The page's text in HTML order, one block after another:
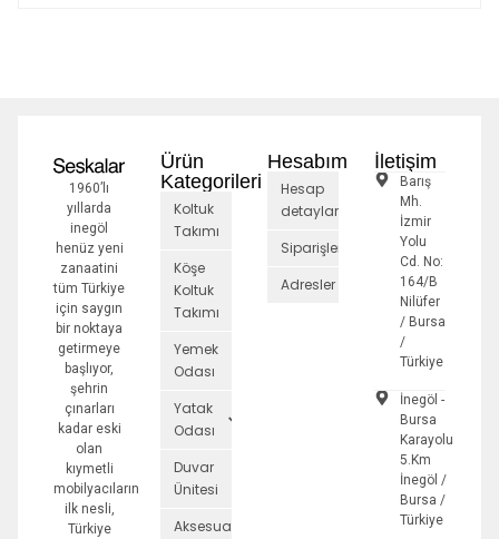
1960’lı
yıllarda
inegöl
henüz yeni
zanaatini
tüm Türkiye
için saygın
bir noktaya
getirmeye
başlıyor,
şehrin
çınarları
kadar eski
olan
kıymetli
mobilyacıların
ilk nesli,
Türkiye
Ürün
Kategorileri
Koltuk
Takımı
Köşe
Koltuk
Takımı
Yemek
Odası
Yatak
Odası
Duvar
Ünitesi
Aksesuarlar
Hesabım
Hesap
detayları
Siparişler
Adresler
İletişim
Barış
Mh.
İzmir
Yolu
Cd. No:
164/B
Nilüfer
/ Bursa
/
Türkiye
İnegöl -
Bursa
Karayolu
5.Km
İnegöl /
Bursa /
Türkiye